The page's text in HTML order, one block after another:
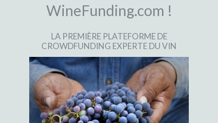
WineFunding.com !
LA PREMIÈRE PLATEFORME DE
CROWDFUNDING EXPERTE DU VIN